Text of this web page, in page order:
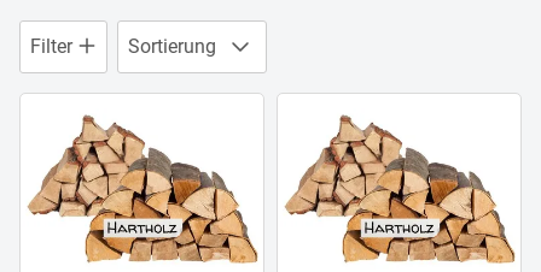
Filter Sortierung